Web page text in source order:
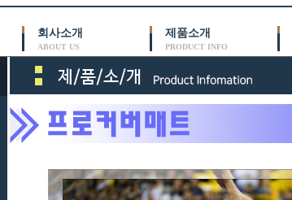
회사소개
ABOUT US
제품소개
PRODUCT INFO